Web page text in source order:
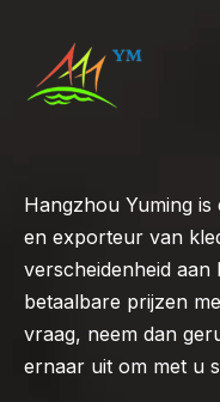
Hangzhou Yuming
en exporteur van
verscheidenheid aan
betaalbare prijzen
vraag, neem dan
ernaar uit om met u